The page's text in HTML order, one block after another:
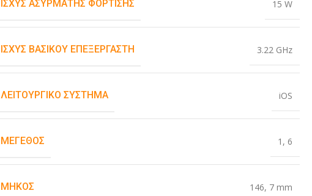
ΙΣΧΎΣ ΑΣΎΡΜΑΤΗΣ ΦΌΡΤΙΣΗΣ 15 W
ΙΣΧΎΣ ΒΑΣΙΚΟΎ ΕΠΕΞΕΡΓΑΣΤΉ 3.22 GHz
ΛΕΙΤΟΥΡΓΙΚΌ ΣΎΣΤΗΜΑ iOS
ΜΈΓΕΘΟΣ 1 , 6
ΜΉΚΟΣ 146, 7 mm